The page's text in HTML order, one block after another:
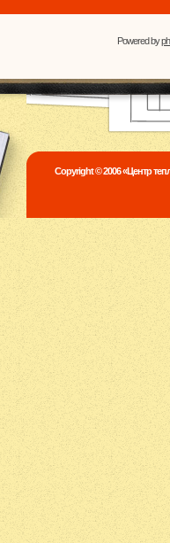
Powered by
Copyright © 2006 «Центр